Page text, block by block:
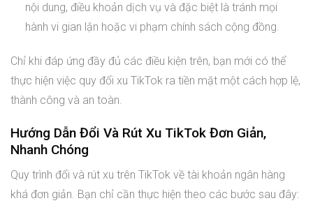
nội dung, điều khoản dịch vụ và đặc biệt là tránh mọi
hành vi gian lận hoặc vi phạm chính sách cộng đồng.
Chỉ khi đáp ứng đầy đủ các điều kiện trên, bạn mới có thể
thực hiện việc quy đổi xu TikTok ra tiền mặt một cách hợp lệ,
thành công và an toàn.
Hướng Dẫn Đổi Và Rút Xu TikTok Đơn Giản,
Nhanh Chóng
Quy trình đổi và rút xu trên TikTok về tài khoản ngân hàng
khá đơn giản. Bạn chỉ cần thực hiện theo các bước sau đây: